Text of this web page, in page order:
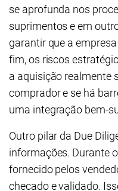
se aprofunda nos
suprimentos e em
garantir que a
fim, os riscos
a aquisição realmente
comprador e se há
uma integração bem-
Outro pilar da Due
informações. Durante
fornecido pelos
checado e validado.